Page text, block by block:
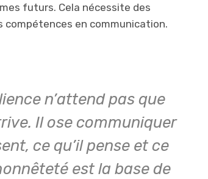
futurs. Cela nécessite des
compétences en communication.
n’attend pas que
Il ose communiquer
ce qu’il pense et ce
est la base de